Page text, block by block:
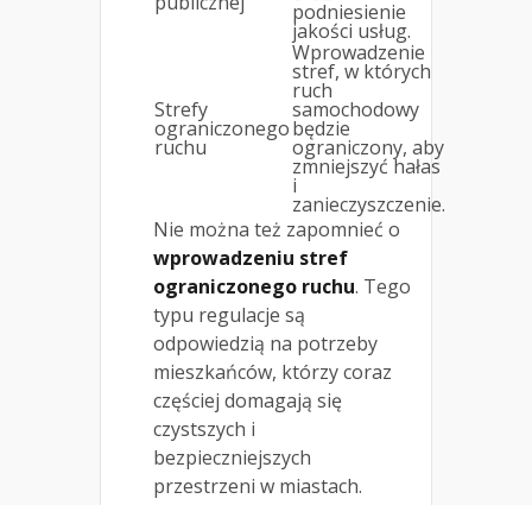
podniesienie
jakości usług.
Strefy
ograniczonego
ruchu
Wprowadzenie
stref, w których
ruch
samochodowy
będzie
ograniczony, aby
zmniejszyć hałas
i
zanieczyszczenie.
Nie można też zapomnieć o
wprowadzeniu stref
ograniczonego ruchu. Tego
typu regulacje są
odpowiedzią na potrzeby
mieszkańców, którzy coraz
częściej domagają się
czystszych i
bezpieczniejszych
przestrzeni w miastach.